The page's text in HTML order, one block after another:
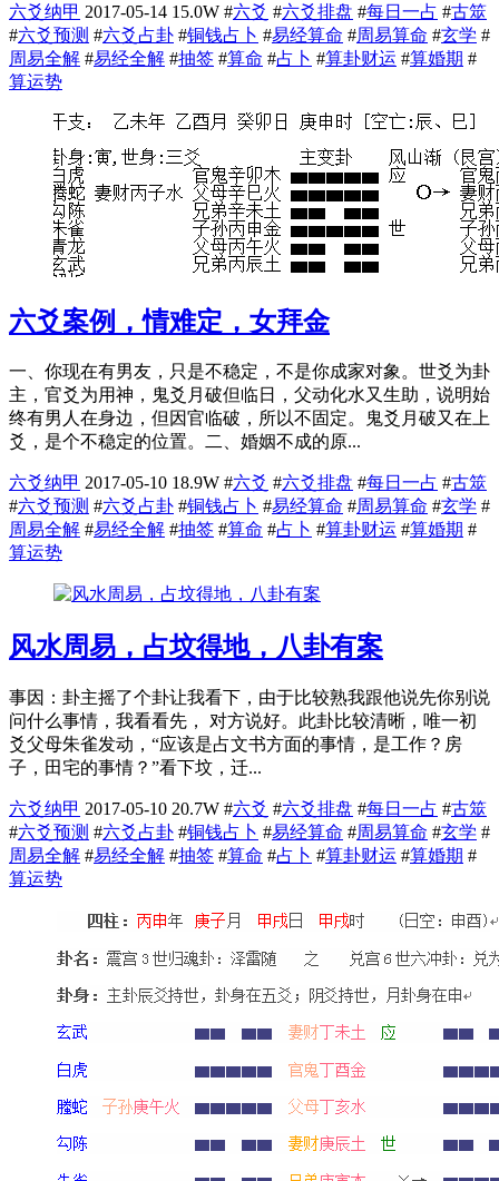
六爻纳甲 2017-05-14 15.0W #六爻 #六爻排盘 #每日一占 #古筮
#六爻预测 #六爻占卦 #铜钱占卜 #易经算命 #周易算命 #玄学 #
周易全解 #易经全解 #抽签 #算命 #占卜 #算卦财运 #算婚期 #
算运势
六爻案例，情难定，女拜金
一、你现在有男友，只是不稳定，不是你成家对象。世爻为卦
主，官爻为用神，鬼爻月破但临日，父动化水又生助，说明始
终有男人在身边，但因官临破，所以不固定。鬼爻月破又在上
爻，是个不稳定的位置。二、婚姻不成的原...
六爻纳甲 2017-05-10 18.9W #六爻 #六爻排盘 #每日一占 #古筮
#六爻预测 #六爻占卦 #铜钱占卜 #易经算命 #周易算命 #玄学 #
周易全解 #易经全解 #抽签 #算命 #占卜 #算卦财运 #算婚期 #
算运势
风水周易，占坟得地，八卦有案
事因：卦主摇了个卦让我看下，由于比较熟我跟他说先你别说
问什么事情，我看看先， 对方说好。此卦比较清晰，唯一初
爻父母朱雀发动，“应该是占文书方面的事情，是工作？房
子，田宅的事情？”看下坟，迁...
六爻纳甲 2017-05-10 20.7W #六爻 #六爻排盘 #每日一占 #古筮
#六爻预测 #六爻占卦 #铜钱占卜 #易经算命 #周易算命 #玄学 #
周易全解 #易经全解 #抽签 #算命 #占卜 #算卦财运 #算婚期 #
算运势